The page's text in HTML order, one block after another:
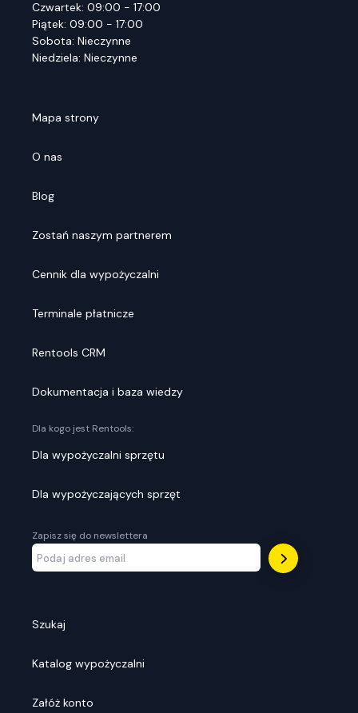
Czwartek: 09:00 - 17:00
Piątek: 09:00 - 17:00
Sobota: Nieczynne
Niedziela: Nieczynne
Mapa strony
O nas
Blog
Zostań naszym partnerem
Cennik dla wypożyczalni
Terminale płatnicze
Rentools CRM
Dokumentacja i baza wiedzy
Dla kogo jest Rentools:
Dla wypożyczalni sprzętu
Dla wypożyczających sprzęt
Zapisz się do newslettera
Szukaj
Katalog wypożyczalni
Załóż konto